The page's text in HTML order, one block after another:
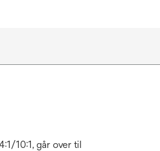
10:1, går over til